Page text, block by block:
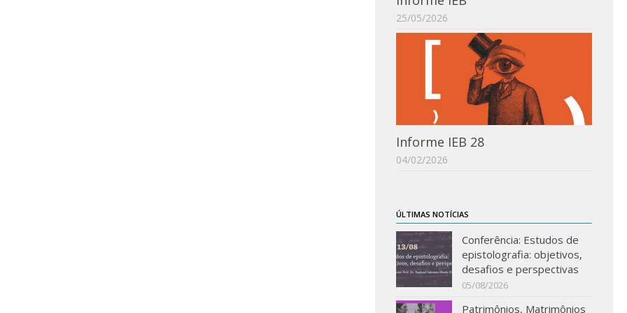
25/05/2026
Informe IEB 28
04/02/2026
ÚLTIMAS NOTÍCIAS
Conferência: Estudos de
epistolografia: objetivos,
desafios e perspectivas
05/08/2026
Patrimônios, Matrimônios